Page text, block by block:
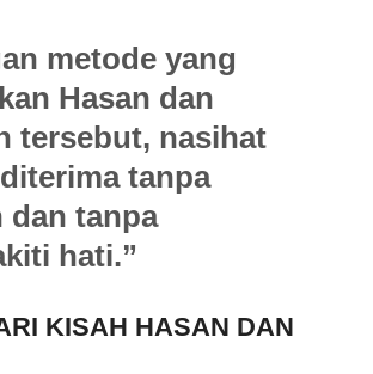
metode yang
Hasan dan
tersebut, nasihat
tanpa
dan tanpa
hati.”
KISAH HASAN DAN